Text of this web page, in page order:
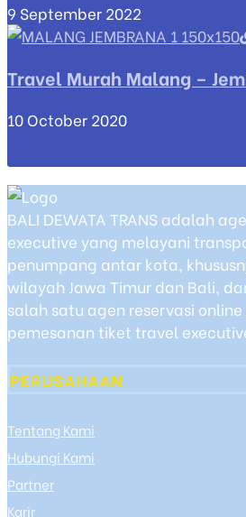
9 September 2022
Travel Murah Malang –
10 October 2020
BALI DEWATA TRANS adalah
executive yang melayani
penumpang antar kota,
wilayah Jawa Timur dan Bali,
salah satu agen reservasi
pemesanan tiket travel
PERUSAHAAN
Tentang Kami
Hubungi Kami
Partner
Karir